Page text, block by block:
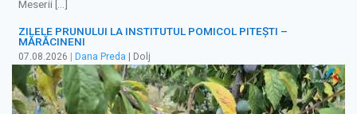
Meserii […]
ZILELE PRUNULUI LA INSTITUTUL POMICOL PITEȘTI –
MĂRĂCINENI
07.08.2026 Dana Preda | Dolj